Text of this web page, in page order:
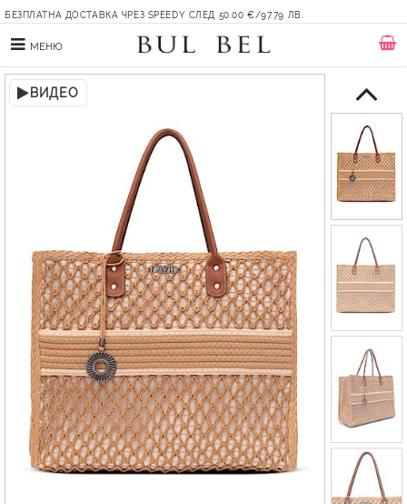
БЕЗПЛАТНА ДОСТАВКА ЧРЕЗ SPEEDY СЛЕД 50.00 €/97.79 ЛВ.
МЕНЮ
ВИДЕО